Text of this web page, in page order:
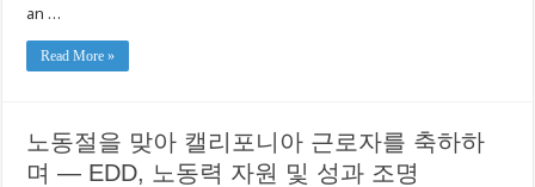
an …
Read More »
노동절을 맞아 캘리포니아 근로자를 축하하
며 — EDD, 노동력 자원 및 성과 조명